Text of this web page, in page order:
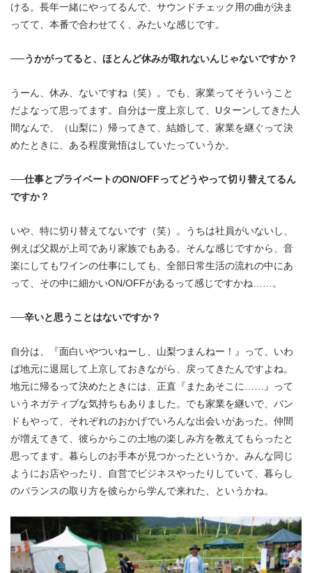
ける。長年一緒にやってるんで、サウンドチェック用の曲が決ま
ってて、本番で合わせてく、みたいな感じです。
──うかがってると、ほとんど休みが取れないんじゃないですか？
うーん、休み、ないですね（笑）。でも、家業ってそういうこと
だよなって思ってます。自分は一度上京して、Uターンしてきた人
間なんで、（山梨に）帰ってきて、結婚して、家業を継ぐって決
めたときに、ある程度覚悟はしていたっていうか。
──仕事とプライベートのON/OFFってどうやって切り替えてるん
ですか？
いや、特に切り替えてないです（笑）。うちは社員がいないし、
例えば父親が上司であり家族でもある。そんな感じですから、音
楽にしてもワインの仕事にしても、全部日常生活の流れの中にあ
って、その中に細かいON/OFFがあるって感じですかね……。
──辛いと思うことはないですか？
自分は、『面白いやついねーし、山梨つまんねー！』って、いわ
ば地元に退屈して上京しておきながら、戻ってきたんですよね。
地元に帰るって決めたときには、正直『またあそこに……』って
いうネガティブな気持ちもありました。でも家業を継いで、バン
ドもやって、それぞれのおかげでいろんな出会いがあった。仲間
が増えてきて、彼らからこの土地の楽しみ方を教えてもらったと
思ってます。暮らしのお手本が見つかったというか。みんな同じ
ようにお店やったり、自営でビジネスやったりしていて、暮らし
のバランスの取り方を彼らから学んで来れた、というかね。